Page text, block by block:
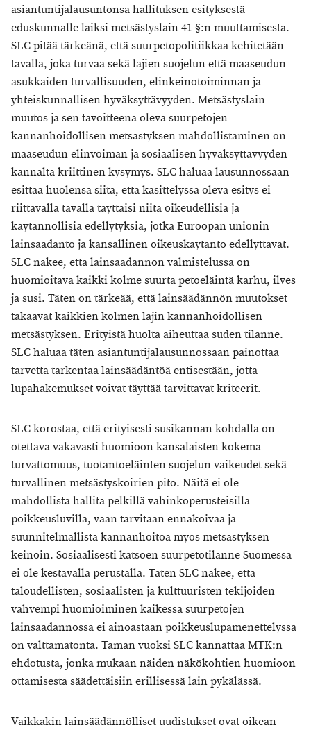
asiantuntijalausuntonsa hallituksen esityksestä
eduskunnalle laiksi metsästyslain 41 §:n muuttamisesta.
SLC pitää tärkeänä, että suurpetopolitiikkaa kehitetään
tavalla, joka turvaa sekä lajien suojelun että maaseudun
asukkaiden turvallisuuden, elinkeinotoiminnan ja
yhteiskunnallisen hyväksyttävyyden. Metsästyslain
muutos ja sen tavoitteena oleva suurpetojen
kannanhoidollisen metsästyksen mahdollistaminen on
maaseudun elinvoiman ja sosiaalisen hyväksyttävyyden
kannalta kriittinen kysymys. SLC haluaa lausunnossaan
esittää huolensa siitä, että käsittelyssä oleva esitys ei
riittävällä tavalla täyttäisi niitä oikeudellisia ja
käytännöllisiä edellytyksiä, jotka Euroopan unionin
lainsäädäntö ja kansallinen oikeuskäytäntö edellyttävät.
SLC näkee, että lainsäädännön valmistelussa on
huomioitava kaikki kolme suurta petoeläintä karhu, ilves
ja susi. Täten on tärkeää, että lainsäädännön muutokset
takaavat kaikkien kolmen lajin kannanhoidollisen
metsästyksen. Erityistä huolta aiheuttaa suden tilanne.
SLC haluaa täten asiantuntijalausunnossaan painottaa
tarvetta tarkentaa lainsäädäntöä entisestään, jotta
lupahakemukset voivat täyttää tarvittavat kriteerit.
SLC korostaa, että erityisesti susikannan kohdalla on
otettava vakavasti huomioon kansalaisten kokema
turvattomuus, tuotantoeläinten suojelun vaikeudet sekä
turvallinen metsästyskoirien pito. Näitä ei ole
mahdollista hallita pelkillä vahinkoperusteisilla
poikkeusluvilla, vaan tarvitaan ennakoivaa ja
suunnitelmallista kannanhoitoa myös metsästyksen
keinoin. Sosiaalisesti katsoen suurpetotilanne Suomessa
ei ole kestävällä perustalla. Täten SLC näkee, että
taloudellisten, sosiaalisten ja kulttuuristen tekijöiden
vahvempi huomioiminen kaikessa suurpetojen
lainsäädännössä ei ainoastaan poikkeuslupamenettelyssä
on välttämätöntä. Tämän vuoksi SLC kannattaa MTK:n
ehdotusta, jonka mukaan näiden näkökohtien huomioon
ottamisesta säädettäisiin erillisessä lain pykälässä.
Vaikkakin lainsäädännölliset uudistukset ovat oikean